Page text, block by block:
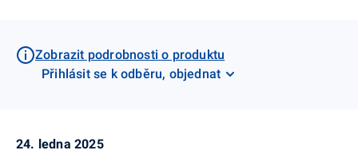
Zobrazit podrobnosti o produktu
Přihlásit se k odběru, objednat
24. ledna 2025